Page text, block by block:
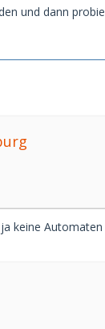
und dann
keine Automaten